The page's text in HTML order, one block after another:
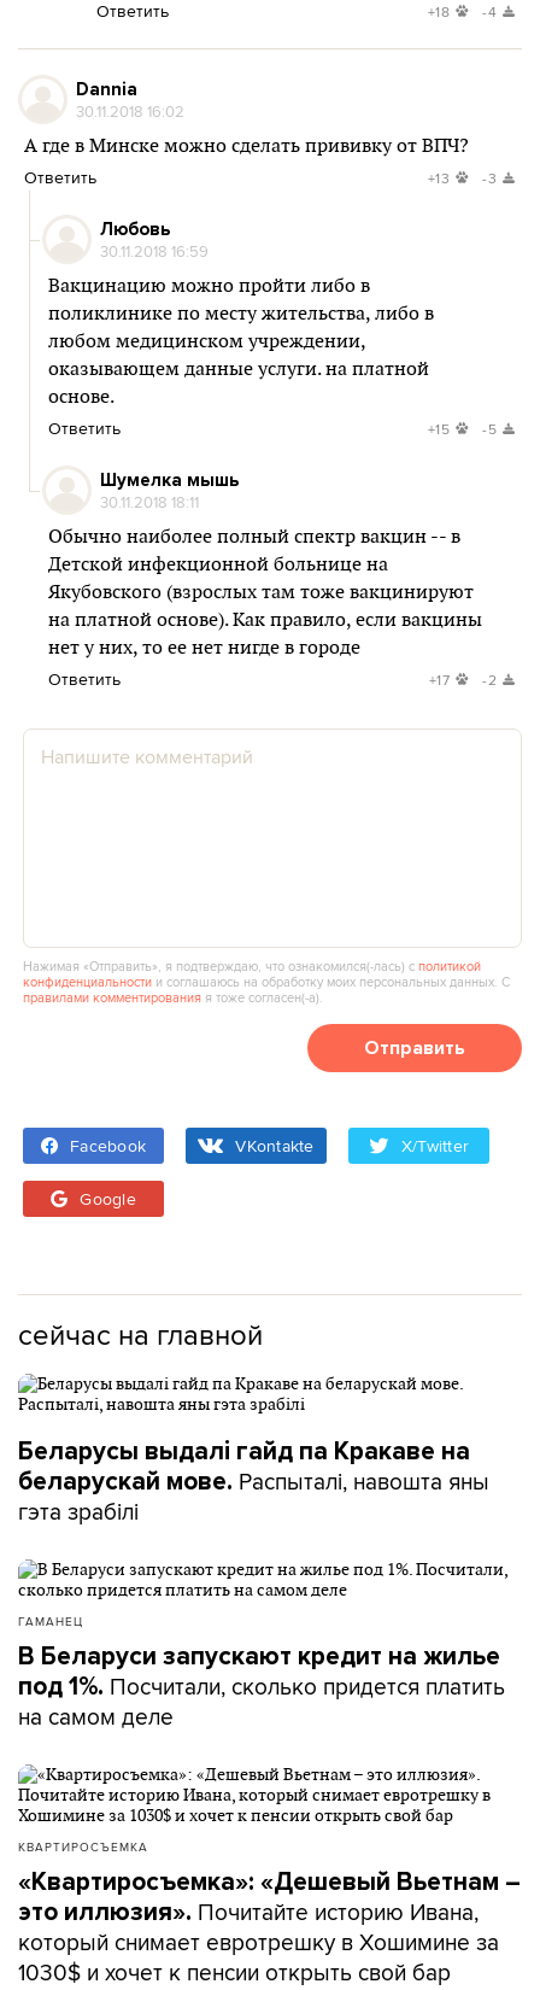
Ответить +18 -4
Dannia
30.11.2018 16:02
А где в Минске можно сделать прививку от ВПЧ?
Ответить +13 -3
Любовь
30.11.2018 16:59
Вакцинацию можно пройти либо в
поликлинике по месту жительства, либо в
любом медицинском учреждении,
оказывающем данные услуги. на платной
основе.
Ответить +15 -5
Шумелка мышь
30.11.2018 18:11
Обычно наиболее полный спектр вакцин -- в
Детской инфекционной больнице на
Якубовского (взрослых там тоже вакцинируют
на платной основе). Как правило, если вакцины
нет у них, то ее нет нигде в городе
Ответить +17 -2
Нажимая «Отправить», я подтверждаю, что ознакомился(‑лась) сполитикой
конфиденциальности и соглашаюсь на обработку моих персональных данных. С
правилами комментирования я тоже согласен(‑а).
Отправить
Facebook VKontakte X/Twitter
Google
сейчас на главной
Беларусы выдалі гайд па Кракаве на
беларускай мове. Распыталі, навошта яны
гэта зрабілі
ГАМАНЕЦ
В Беларуси запускают кредит на жилье
под 1%. Посчитали, сколько придется платить
на самом деле
КВАРТИРОСЪЕМКА
«Квартиросъемка»: «Дешевый Вьетнам –
это иллюзия». Почитайте историю Ивана,
который снимает евротрешку в Хошимине за
1030$ и хочет к пенсии открыть свой бар